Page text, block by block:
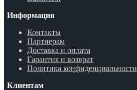
Информация
Контакты
Партнерам
Доставка и оплата
Гарантия и возврат
Политика конфиденциальности
Клиентам